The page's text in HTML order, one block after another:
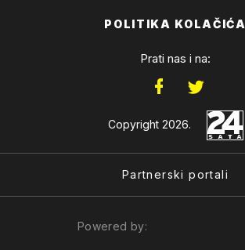
POLITIKA KOLAČIĆA
Prati nas i na:
Copyright 2026.
Partnerski portali
Powered by: